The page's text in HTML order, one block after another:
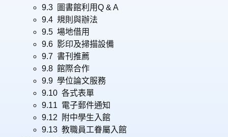
9.3 圖書館利用Q & A
9.4 規則與辦法
9.5 場地借用
9.6 影印及掃描設備
9.7 書刊推薦
9.8 館際合作
9.9 學位論文服務
9.10 各式表單
9.11 電子郵件通知
9.12 附中學生入館
9.13 教職員工眷屬入館